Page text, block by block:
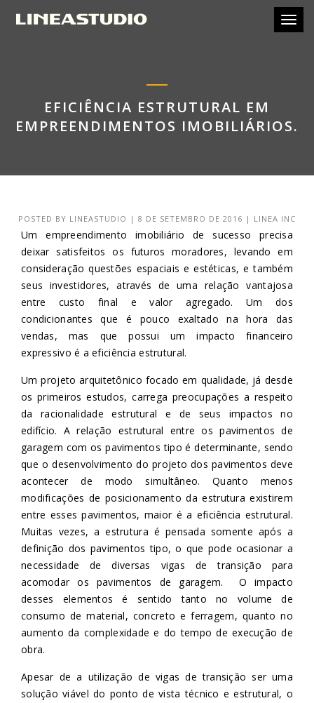
EFICIÊNCIA ESTRUTURAL EM
EMPREENDIMENTOS IMOBILIÁRIOS.
POSTED BY LINEASTUDIO | 8 DE SETEMBRO DE 2016 | LINEA INC
Um empreendimento imobiliário de sucesso precisa
deixar satisfeitos os futuros moradores, levando em
consideração questões espaciais e estéticas, e também
seus investidores, através de uma relação vantajosa
entre custo final e valor agregado. Um dos
condicionantes que é pouco exaltado na hora das
vendas, mas que possui um impacto financeiro
expressivo é a eficiência estrutural.
Um projeto arquitetônico focado em qualidade, já desde
os primeiros estudos, carrega preocupações a respeito
da racionalidade estrutural e de seus impactos no
edifício. A relação estrutural entre os pavimentos de
garagem com os pavimentos tipo é determinante, sendo
que o desenvolvimento do projeto dos pavimentos deve
acontecer de modo simultâneo. Quanto menos
modificações de posicionamento da estrutura existirem
entre esses pavimentos, maior é a eficiência estrutural.
Muitas vezes, a estrutura é pensada somente após a
definição dos pavimentos tipo, o que pode ocasionar a
necessidade de diversas vigas de transição para
acomodar os pavimentos de garagem. O impacto
desses elementos é sentido tanto no volume de
consumo de material, concreto e ferragem, quanto no
aumento da complexidade e do tempo de execução de
obra.
Apesar de a utilização de vigas de transição ser uma
solução viável do ponto de vista técnico e estrutural, o